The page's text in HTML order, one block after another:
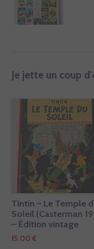
Je jette un coup
Tintin – Le Temple
Soleil (Casterman
– Édition vintage
15.00 €